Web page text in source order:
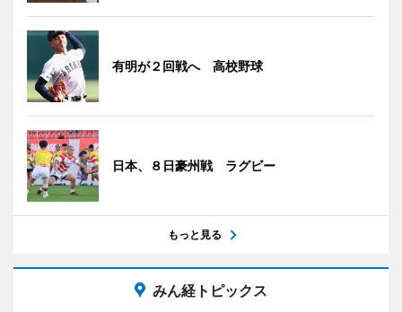
有明が２回戦へ 高校野球
日本、８日豪州戦 ラグビー
もっと見る
みん経トピックス